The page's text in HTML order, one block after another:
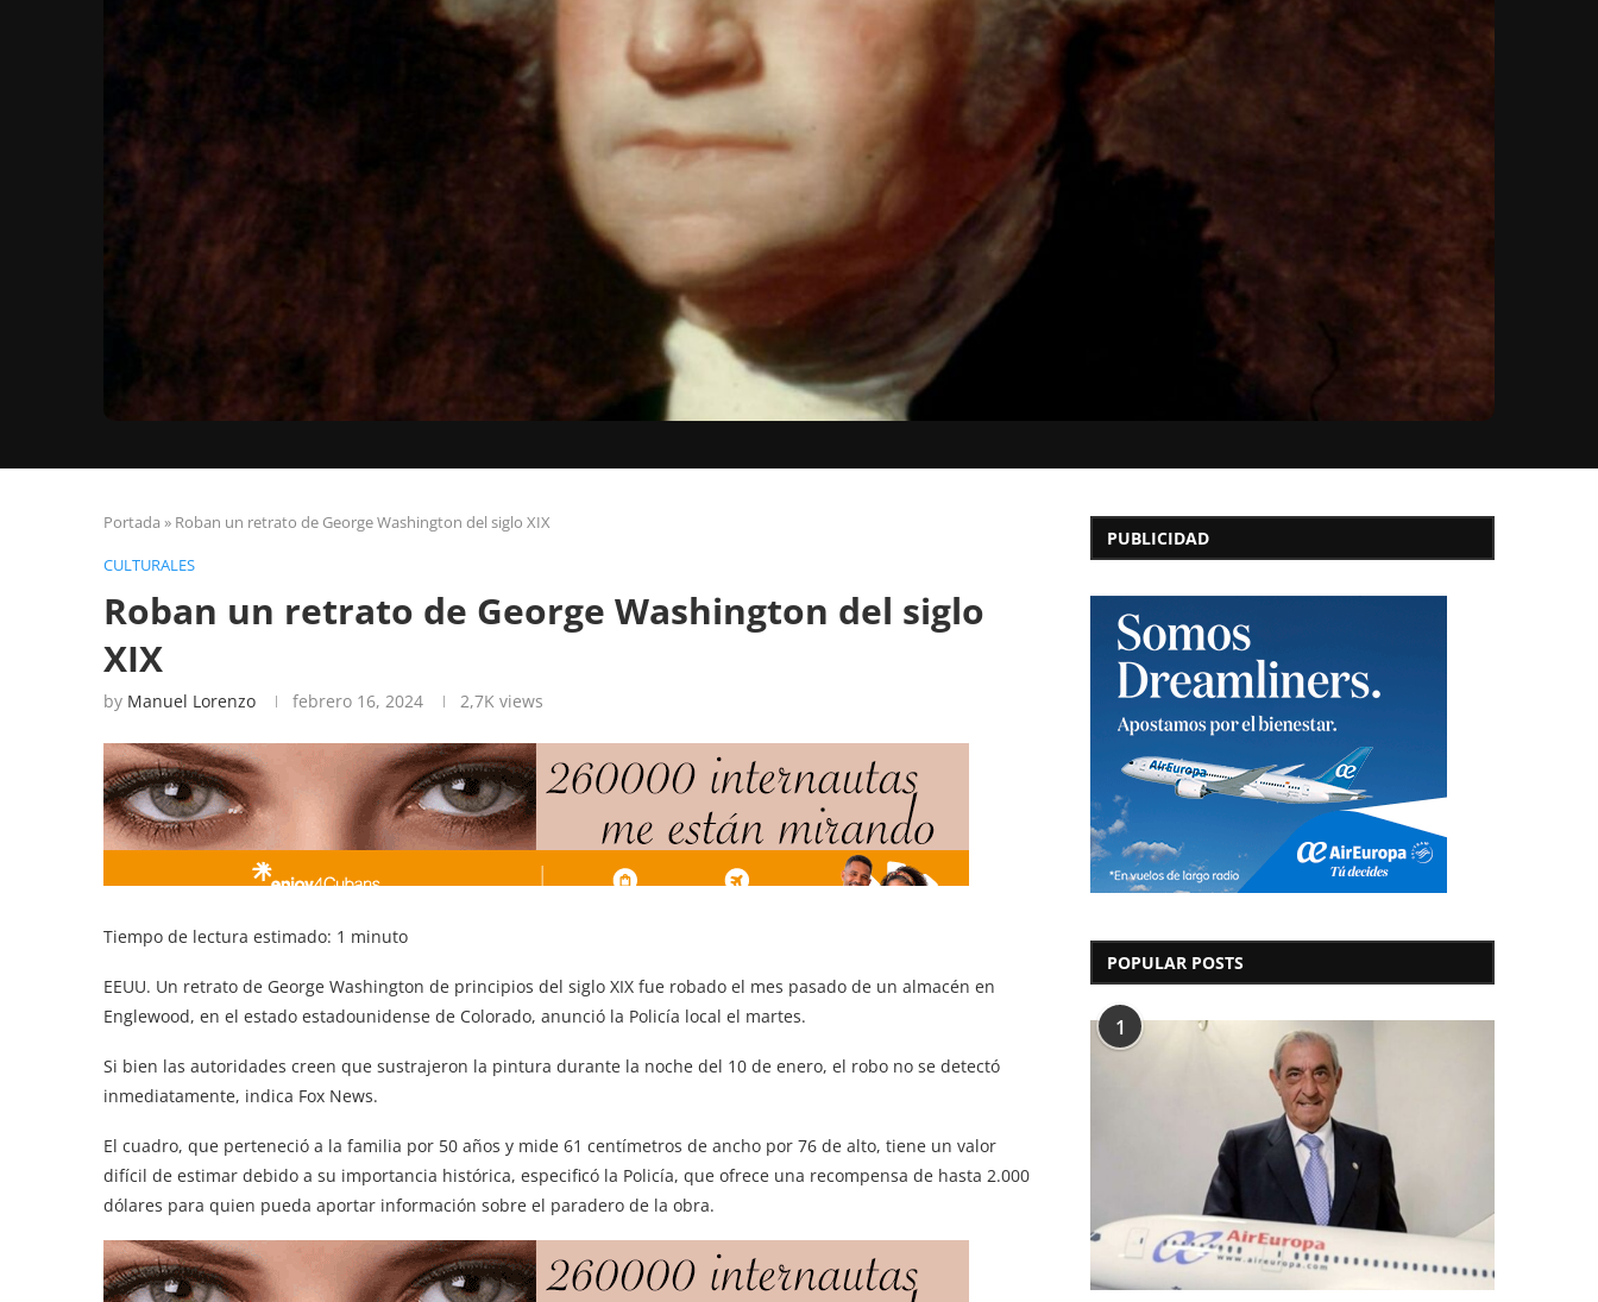
Portada » Roban un retrato de George Washington del siglo XIX
CULTURALES
Roban un retrato de George Washington del siglo
XIX
by Manuel Lorenzo febrero 16, 2024 2,7K views
Tiempo de lectura estimado: 1 minuto
EEUU. Un retrato de George Washington de principios del siglo XIX fue robado el mes pasado de un almacén en
Englewood, en el estado estadounidense de Colorado, anunció la Policía local el martes.
Si bien las autoridades creen que sustrajeron la pintura durante la noche del 10 de enero, el robo no se detectó
inmediatamente, indica Fox News.
El cuadro, que perteneció a la familia por 50 años y mide 61 centímetros de ancho por 76 de alto, tiene un valor
difícil de estimar debido a su importancia histórica, especificó la Policía, que ofrece una recompensa de hasta 2.000
dólares para quien pueda aportar información sobre el paradero de la obra.
PUBLICIDAD
POPULAR POSTS
1